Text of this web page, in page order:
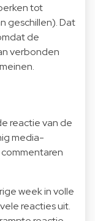
tot
geschillen). Dat
de
verbonden
reactie van de
media-
week in volle
reacties uit.